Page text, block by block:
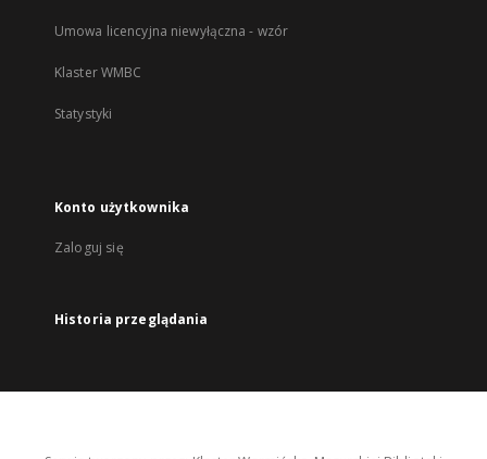
Umowa licencyjna niewyłączna - wzór
Klaster WMBC
Statystyki
Konto użytkownika
Zaloguj się
Historia przeglądania